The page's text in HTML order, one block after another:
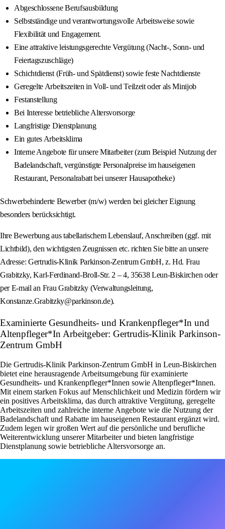
Abgeschlossene Berufsausbildung
Selbstständige und verantwortungsvolle Arbeitsweise sowie
Flexibilität und Engagement.
Eine attraktive leistungsgerechte Vergütung (Nacht-, Sonn- und
Feiertagszuschläge)
Schichtdienst (Früh- und Spätdienst) sowie feste Nachtdienste
Geregelte Arbeitszeiten in Voll- und Teilzeit oder als Minijob
Festanstellung
Bei Interesse betriebliche Altersvorsorge
Langfristige Dienstplanung
Ein gutes Arbeitsklima
Interne Angebote für unsere Mitarbeiter (zum Beispiel Nutzung der
Badelandschaft, vergünstigte Personalpreise im hauseigenen
Restaurant, Personalrabatt bei unserer Hausapotheke)
Schwerbehinderte Bewerber (m/w) werden bei gleicher Eignung
besonders berücksichtigt.
Ihre Bewerbung aus tabellarischem Lebenslauf, Anschreiben (ggf. mit
Lichtbild), den wichtigsten Zeugnissen etc. richten Sie bitte an unsere
Adresse: Gertrudis-Klinik Parkinson-Zentrum GmbH, z. Hd. Frau
Grabitzky, Karl-Ferdinand-Broll-Str. 2 – 4, 35638 Leun-Biskirchen oder
per E‑mail an Frau Grabitzky (Verwaltungsleitung,
Konstanze.Grabitzky@parkinson.de).
Examinierte Gesundheits- und Krankenpfleger*In und
Altenpfleger*In Arbeitgeber: Gertrudis-Klinik Parkinson-
Zentrum GmbH
Die Gertrudis-Klinik Parkinson-Zentrum GmbH in Leun-Biskirchen
bietet eine herausragende Arbeitsumgebung für examinierte
Gesundheits- und Krankenpfleger*Innen sowie Altenpfleger*Innen.
Mit einem starken Fokus auf Menschlichkeit und Medizin fördern wir
ein positives Arbeitsklima, das durch attraktive Vergütung, geregelte
Arbeitszeiten und zahlreiche interne Angebote wie die Nutzung der
Badelandschaft und Rabatte im hauseigenen Restaurant ergänzt wird.
Zudem legen wir großen Wert auf die persönliche und berufliche
Weiterentwicklung unserer Mitarbeiter und bieten langfristige
Dienstplanung sowie betriebliche Altersvorsorge an.